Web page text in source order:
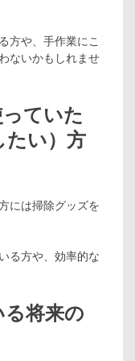
方や、手作業にこ
ないかもしれませ
ていた
たい）方
には掃除グッズを
る方や、効率的な
将来の